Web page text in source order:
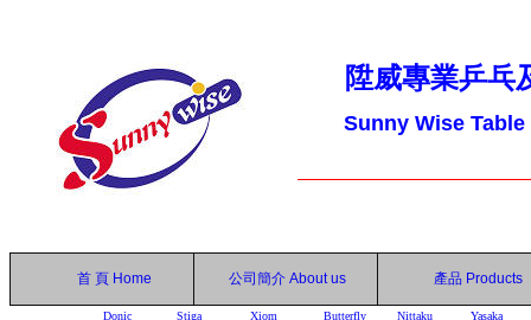
陞威專業乒乓
Sunny Wise
首 頁 Home 公司簡介 About us 產品 Products
Donic Stiga Xiom Butterfly Nittaku
Yasaka